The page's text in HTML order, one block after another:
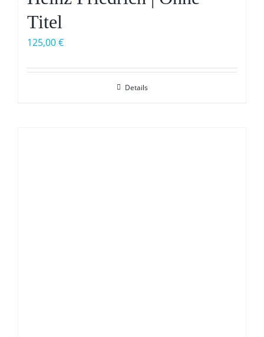
Titel
125,00€
Details